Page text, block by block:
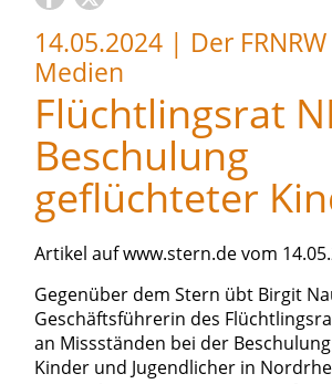
14.05.2024 | Der
Medien
Flüchtlingsrat
Beschulung
geflüchteter
Artikel auf www.stern.de vom
Gegenüber dem Stern übt Birgit
Geschäftsführerin des
an Missständen bei der
Kinder und Jugendlicher in